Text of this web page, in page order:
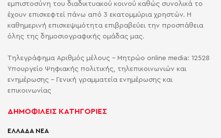
εμπιστοσύνη του διαδικτυακού κοινού καθώς συνολικά το
έχουν επισκεφτεί πάνω από 3 εκατομμύρια χρηστών. Η
καθημερινή επισκεψιμότητα επιβραβεύει την προσπάθεια
όλης της δημοσιογραφικής ομάδας μας.
Τηλεγράφημα Αριθμός μέλους - Μητρώο online media: 12528
Υπουργείο Ψηφιακής πολιτικής, τηλεπικοινωνιών και
ενημέρωσης - Γενική γραμματεία ενημέρωσης και
επικοινωνίας
ΔΗΜΟΦΙΛΕΙΣ ΚΑΤΗΓΟΡΙΕΣ
ΕΛΛΑΔΑ ΝΕΑ